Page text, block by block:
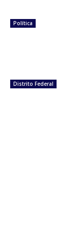
Política
Distrito Federal